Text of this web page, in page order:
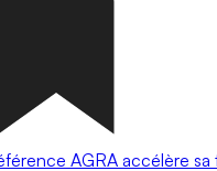
AGRA accélère